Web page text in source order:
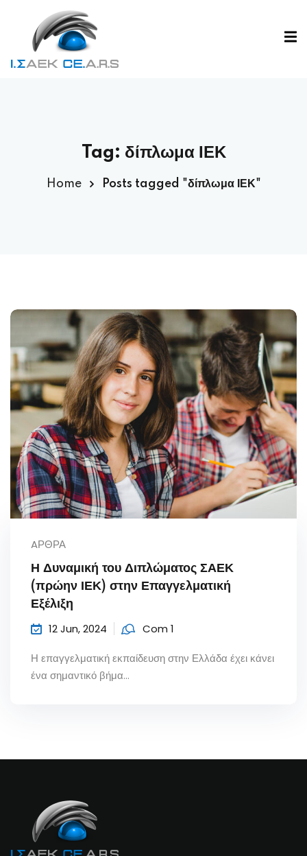
Tag: δίπλωμα ΙΕΚ
Home Posts tagged "δίπλωμα ΙΕΚ"
AΡΘΡΑ
Η Δυναμική του Διπλώματος ΣΑΕΚ
(πρώην ΙΕΚ) στην Επαγγελματική
Εξέλιξη
12 Jun, 2024 Com 1
Η επαγγελματική εκπαίδευση στην Ελλάδα έχει κάνει
ένα σημαντικό βήμα...